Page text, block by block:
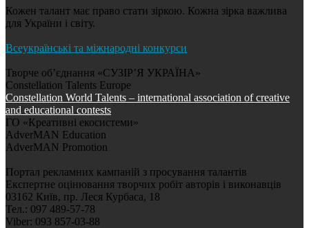
Кожен талант має право стати зіркою. Кожна зірка важлива
для України і світу.
Всеукраїнські та міжнародні конкурси
Творче об’єднання «СУЗІР’Я УКРАЇНА»
Constellation Talents Europe
Constellation World Talents – international association of creative
and educational contests
ГО «Креативні екосистеми»
AdverMAN Education
AdverMAN Promotion
Портал рекламних кампаній з просування талантів
Експертне оцінювання творчих робіт авторів і виконавців
03162 Київ, пр. Леся Курбаса, 18
Тел.: 097 489-57-78
Viber: 093 857-03-88